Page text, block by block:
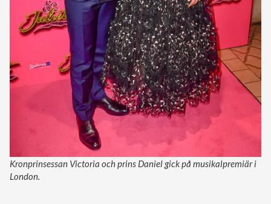
Kronprinsessan Victoria och prins Daniel gick på musikalpremiär i
London.